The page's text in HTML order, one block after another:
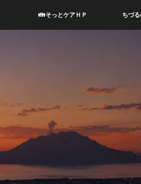
👪そっとケアＨＰ ちづ